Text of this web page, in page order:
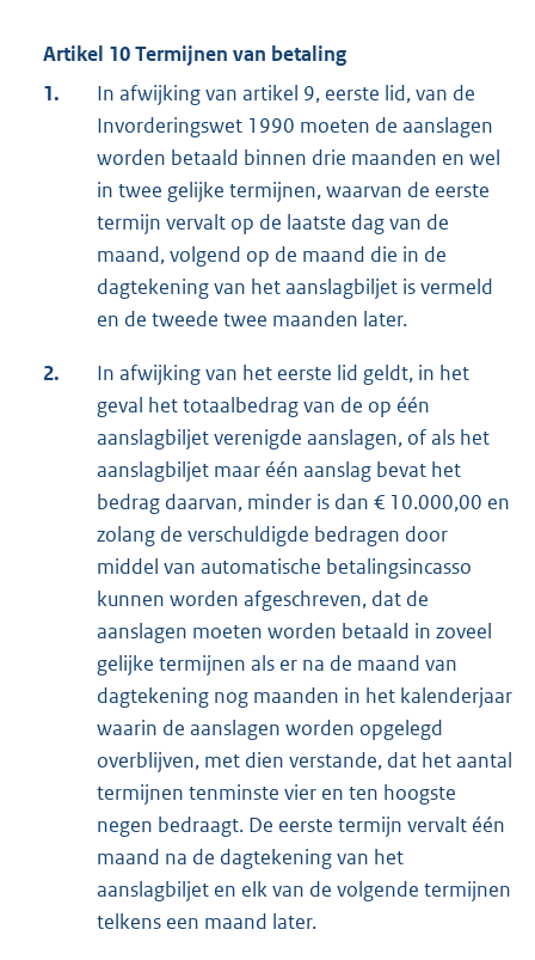
Artikel 10 Termijnen van betaling
1.
In afwijking van artikel 9, eerste lid, van de
Invorderingswet 1990 moeten de aanslagen
worden betaald binnen drie maanden en wel
in twee gelijke termijnen, waarvan de eerste
termijn vervalt op de laatste dag van de
maand, volgend op de maand die in de
dagtekening van het aanslagbiljet is vermeld
en de tweede twee maanden later.
2.
In afwijking van het eerste lid geldt, in het
geval het totaalbedrag van de op één
aanslagbiljet verenigde aanslagen, of als het
aanslagbiljet maar één aanslag bevat het
bedrag daarvan, minder is dan € 10.000,00 en
zolang de verschuldigde bedragen door
middel van automatische betalingsincasso
kunnen worden afgeschreven, dat de
aanslagen moeten worden betaald in zoveel
gelijke termijnen als er na de maand van
dagtekening nog maanden in het kalenderjaar
waarin de aanslagen worden opgelegd
overblijven, met dien verstande, dat het aantal
termijnen tenminste vier en ten hoogste
negen bedraagt. De eerste termijn vervalt één
maand na de dagtekening van het
aanslagbiljet en elk van de volgende termijnen
telkens een maand later.